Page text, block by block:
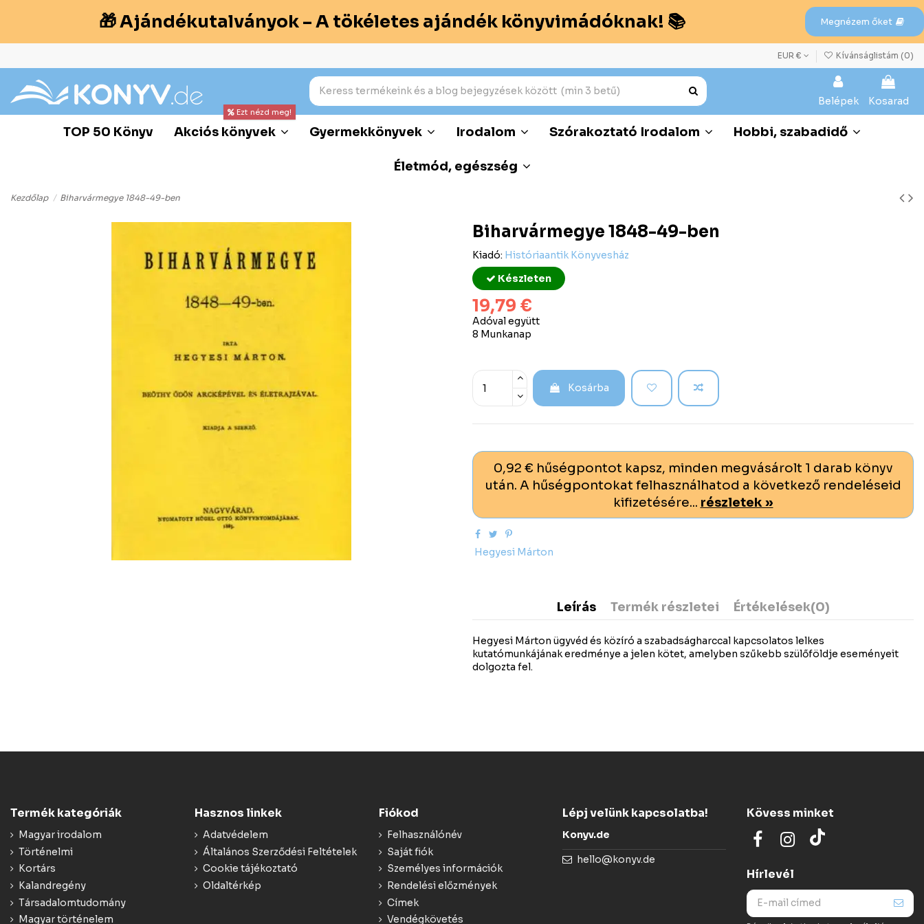
🎁 Ajándékutalványok – A tökéletes ajándék könyvimádóknak! 📚 Megnézem őket
EUR € Kívánságlistám (0)
Belépek Kosarad
TOP 50 Könyv Akciós könyvek
Ezt nézd meg!
Gyermekkönyvek Irodalom Szórakoztató Irodalom Hobbi, szabadidő
Életmód, egészség
Kezdőlap Biharvármegye 1848-49-ben
Biharvármegye 1848-49-ben
Kiadó: Históriaantik Könyvesház
Készleten
19,79 €
Adóval együtt
8 Munkanap
Kosárba
0,92 € hűségpontot kapsz, minden megvásárolt 1 darab könyv
után. A hűségpontokat felhasználhatod a következő rendeléseid
kifizetésére... részletek »
Hegyesi Márton
Leírás Termék részletei Értékelések(0)
Hegyesi Márton ügyvéd és közíró a szabadságharccal kapcsolatos lelkes
kutatómunkájának eredménye a jelen kötet, amelyben szűkebb szülőföldje eseményeit
dolgozta fel.
Termék kategóriák
Magyar irodalom
Történelmi
Kortárs
Kalandregény
Társadalomtudomány
Magyar történelem
Hasznos linkek
Adatvédelem
Általános Szerződési Feltételek
Cookie tájékoztató
Oldaltérkép
Fiókod
Felhasználónév
Saját fiók
Személyes információk
Rendelési előzmények
Címek
Vendégkövetés
Lépj velünk kapcsolatba!
Konyv.de
hello@konyv.de
Kövess minket
Hírlevél